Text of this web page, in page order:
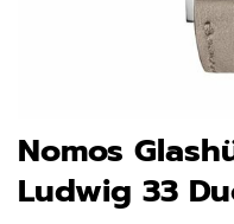
Nomos
Ludwig 33